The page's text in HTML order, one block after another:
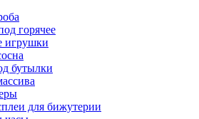
горячее
игрушки
бутылки
для бижутерии